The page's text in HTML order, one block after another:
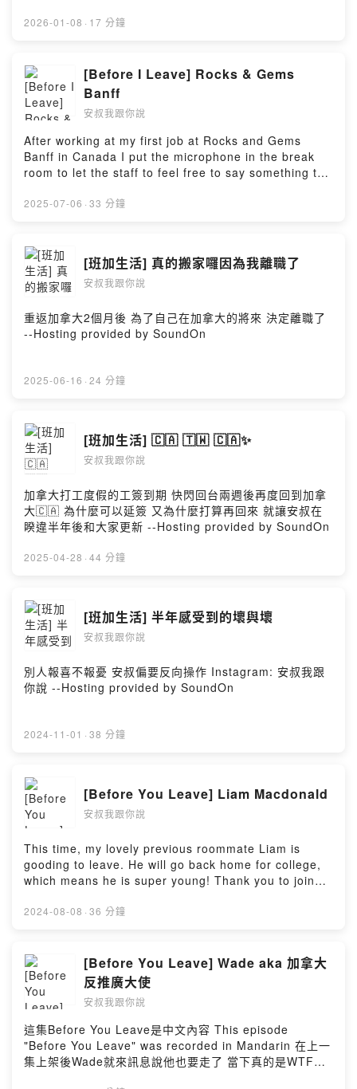
2026-01-08 · 17 分鐘
[Before I Leave] Rocks & Gems
Banff
安叔我跟你說
After working at my first job at Rocks and Gems
Banff in Canada I put the microphone in the break
room to let the staff to feel free to say something to
2025-07-06 · 33 分鐘
[班加生活] 真的搬家囉因為我離職了
安叔我跟你說
重返加拿大2個月後 為了自己在加拿大的將來 決定離職了
--Hosting provided by SoundOn
2025-06-16 · 24 分鐘
[班加生活] 🇨🇦 🇹🇼 🇨🇦✨
安叔我跟你說
加拿大打工度假的工簽到期 快閃回台兩週後再度回到加拿
大🇨🇦 為什麼可以延簽 又為什麼打算再回來 就讓安叔在
睽違半年後和大家更新 --Hosting provided by SoundOn
2025-04-28 · 44 分鐘
[班加生活] 半年感受到的壞與壞
安叔我跟你說
別人報喜不報憂 安叔偏要反向操作 Instagram: 安叔我跟
你說 --Hosting provided by SoundOn
2024-11-01 · 38 分鐘
[Before You Leave] Liam Macdonald
安叔我跟你說
This time, my lovely previous roommate Liam is
gooding to leave. He will go back home for college,
which means he is super young! Thank you to join
your future. Take care, --Hosting provided by
2024-08-08 · 36 分鐘
[Before You Leave] Wade aka 加拿大
反推廣大使
安叔我跟你說
這集Before You Leave是中文內容 This episode
"Before You Leave" was recorded in Mandarin 在上一
集上架後Wade就來訊息說他也要走了 當下真的是WTF也